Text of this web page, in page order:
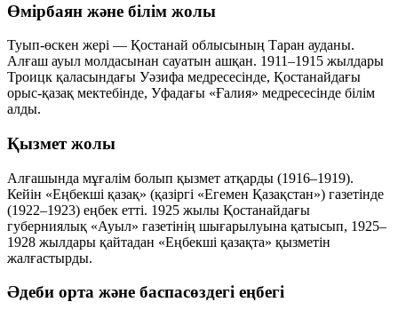
Өмірбаян және білім жолы
Туып-өскен жері — Қостанай облысының Таран ауданы.
Алғаш ауыл молдасынан сауатын ашқан. 1911–1915 жылдары
Троицк қаласындағы Уәзифа медресесінде, Қостанайдағы
орыс-қазақ мектебінде, Уфадағы «Ғалия» медресесінде білім
алды.
Қызмет жолы
Алғашында мұғалім болып қызмет атқарды (1916–1919).
Кейін «Еңбекші қазақ» (қазіргі «Егемен Қазақстан») газетінде
(1922–1923) еңбек етті. 1925 жылы Қостанайдағы
губерниялық «Ауыл» газетінің шығарылуына қатысып, 1925–
1928 жылдары қайтадан «Еңбекші қазақта» қызметін
жалғастырды.
Әдеби орта және баспасөздегі еңбегі